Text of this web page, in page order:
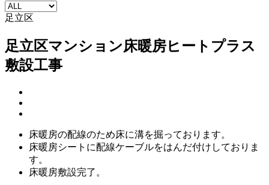
足立区
足立区マンション床暖房ヒートプラス
敷設工事
床暖房の配線のため床に溝を掘っております。
床暖房シートに配線ケーブルをはんだ付けしておりま
す。
床暖房敷設完了。